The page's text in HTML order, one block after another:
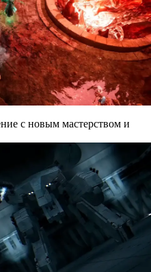
с новым мастерством и